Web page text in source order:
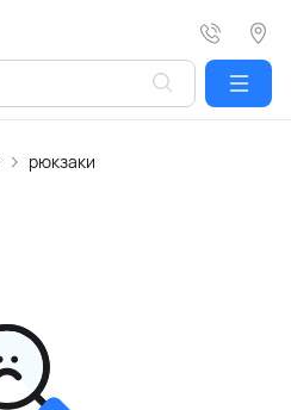
рюкзаки